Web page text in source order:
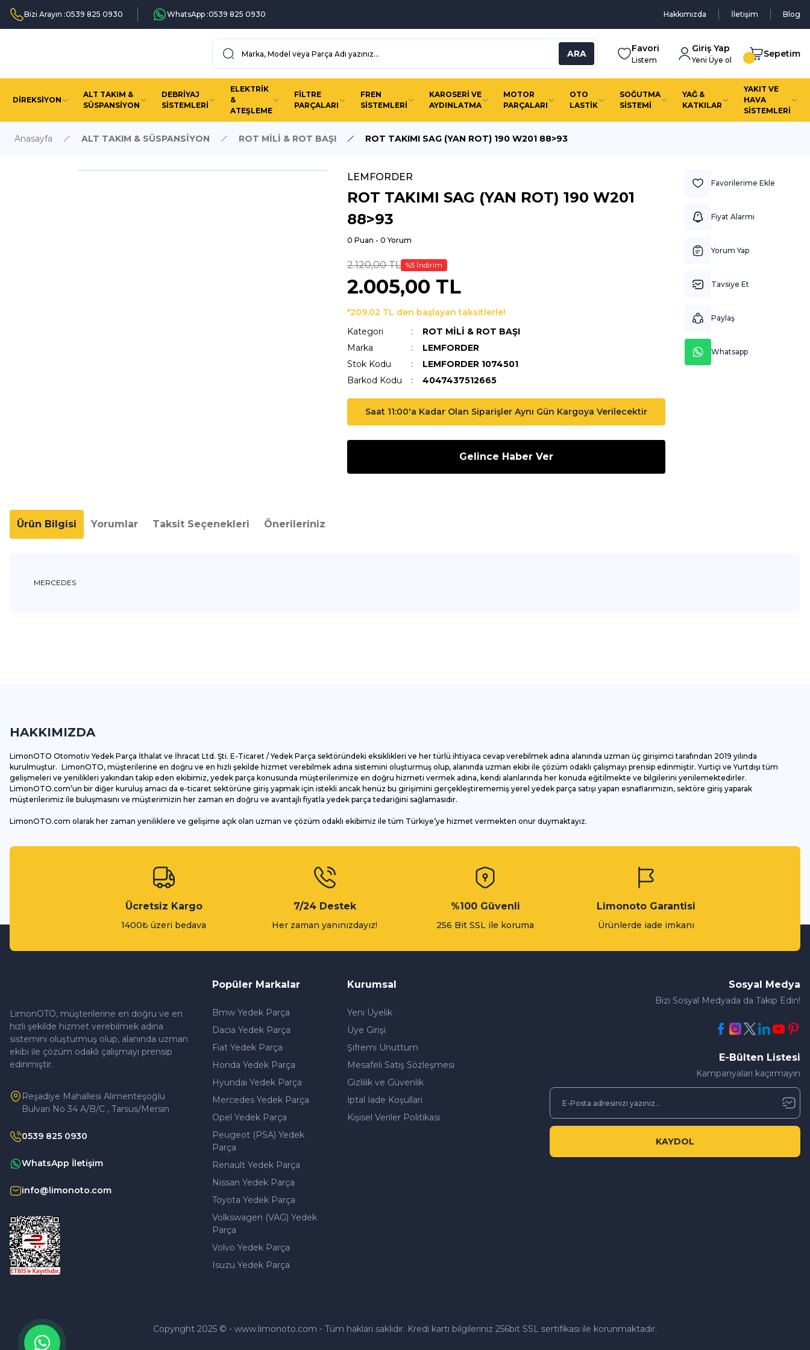
Bizi Arayın :0539 825 0930 WhatsApp :0539 825 0930 Hakkımızda İletişim Blog
ARA Favori
Listem
Giriş Yap
Yeni Üye ol
Sepetim
DİREKSİYON
ALT TAKIM &
SÜSPANSİYON
DEBRİYAJ
SİSTEMLERİ
ELEKTRİK
&
ATEŞLEME
FİLTRE
PARÇALARI
FREN
SİSTEMLERİ
KAROSERİ VE
AYDINLATMA
MOTOR
PARÇALARI
OTO
LASTİK
SOĞUTMA
SİSTEMİ
YAĞ &
KATKILAR
YAKIT VE
HAVA
SİSTEMLERİ
Anasayfa ALT TAKIM & SÜSPANSİYON ROT MİLİ & ROT BAŞI ROT TAKIMI SAG (YAN ROT) 190 W201 88>93
LEMFORDER
ROT TAKIMI SAG (YAN ROT) 190 W201
88>93
0 Puan - 0 Yorum
2.120,00 TL %5 İndirim
2.005,00 TL
*209,02 TL den başlayan taksitlerle!
Kategori
ROT MİLİ & ROT BAŞI
Marka
LEMFORDER
Stok Kodu
LEMFORDER 1074501
Barkod Kodu
4047437512665
Saat 11:00'a Kadar Olan Siparişler Aynı Gün Kargoya Verilecektir
Gelince Haber Ver
Fiyat Alarmı
Yorum Yap
Tavsiye Et
Paylaş
Whatsapp
Ürün Bilgisi Yorumlar Taksit Seçenekleri Önerileriniz
MERCEDES
Ürün bilgilerinde hatalar bulunuyor.
Bu ürüne benzer farklı alternatifler olmalı.
Gönder
HAKKIMIZDA
LimonOTO Otomotiv Yedek Parça İthalat ve İhracat Ltd. Şti. E-Ticaret / Yedek Parça sektöründeki eksiklikleri ve her türlü ihtiyaca cevap verebilmek adına alanında uzman üç girişimci tarafından 2019 yılında
kurulmuştur. LimonOTO, müşterilerine en doğru ve en hızlı şekilde hizmet verebilmek adına sistemini oluşturmuş olup, alanında uzman ekibi ile çözüm odaklı çalışmayı prensip edinmiştir. Yurtiçi ve Yurtdışı tüm
gelişmeleri ve yenilikleri yakından takip eden ekibimiz, yedek parça konusunda müşterilerimize en doğru hizmeti vermek adına, kendi alanlarında her konuda eğitilmekte ve bilgilerini yenilemektedirler.
LimonOTO.com’un bir diğer kuruluş amacı da e-ticaret sektörüne giriş yapmak için istekli ancak henüz bu girişimini gerçekleştirememiş yerel yedek parça satışı yapan esnaflarımızın, sektöre giriş yaparak
müşterilerimiz ile buluşmasını ve müşterimizin her zaman en doğru ve avantajlı fiyatla yedek parça tedariğini sağlamasıdır.
LimonOTO.com olarak her zaman yeniliklere ve gelişime açık olan uzman ve çözüm odaklı ekibimiz ile tüm Türkiye’ye hizmet vermekten onur duymaktayız.
Ücretsiz Kargo
1400₺ üzeri bedava
7/24 Destek
Her zaman yanınızdayız!
%100 Güvenli
256 Bit SSL ile koruma
Limonoto Garantisi
Ürünlerde iade imkanı
LimonOTO, müşterilerine en doğru ve en
hızlı şekilde hizmet verebilmek adına
sistemini oluşturmuş olup, alanında uzman
ekibi ile çözüm odaklı çalışmayı prensip
edinmiştir.
Reşadiye Mahallesi Alimenteşoğlu
Bulvarı No 34 A/B/C , Tarsus/Mersin
0539 825 0930
WhatsApp İletişim
info@limonoto.com
Popüler Markalar
Bmw Yedek Parça
Dacia Yedek Parça
Fiat Yedek Parça
Honda Yedek Parça
Hyundai Yedek Parça
Mercedes Yedek Parça
Opel Yedek Parça
Peugeot (PSA) Yedek
Parça
Renault Yedek Parça
Nissan Yedek Parça
Toyota Yedek Parça
Volkswagen (VAG) Yedek
Parça
Volvo Yedek Parça
Isuzu Yedek Parça
Kurumsal
Yeni Üyelik
Üye Girişi
Şifremi Unuttum
Mesafeli Satış Sözleşmesi
Gizlilik ve Güvenlik
İptal İade Koşullari
Kişisel Veriler Politikası
Sosyal Medya
Bizi Sosyal Medyada da Takip Edin!
E-Bülten Listesi
Kampanyaları kaçırmayın
KAYDOL
Copyright 2025 © - www.limonoto.com - Tüm hakları saklıdır. Kredi kartı bilgileriniz 256bit SSL sertifikası ile korunmaktadır.